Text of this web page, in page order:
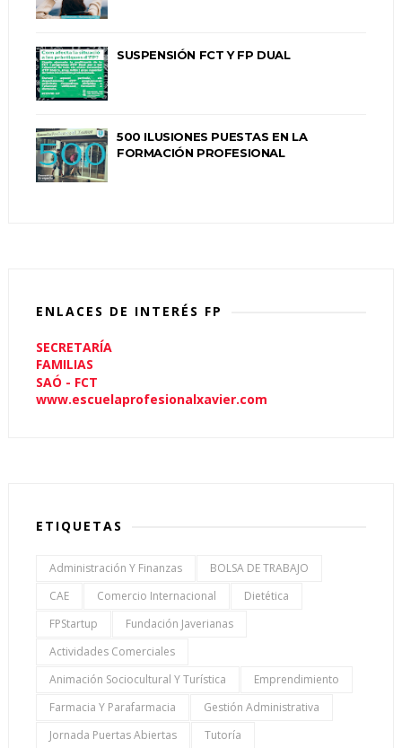
SUSPENSIÓN FCT Y FP DUAL
500 ILUSIONES PUESTAS EN LA
FORMACIÓN PROFESIONAL
ENLACES DE INTERÉS FP
SECRETARÍA
FAMILIAS
SAÓ - FCT
www.escuelaprofesionalxavier.com
ETIQUETAS
Administración Y Finanzas
BOLSA DE TRABAJO
CAE
Comercio Internacional
Dietética
FPStartup
Fundación Javerianas
Actividades Comerciales
Animación Sociocultural Y Turística
Emprendimiento
Farmacia Y Parafarmacia
Gestión Administrativa
Jornada Puertas Abiertas
Tutoría